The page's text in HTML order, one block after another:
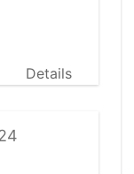
Details